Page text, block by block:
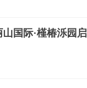
国际·槿椿泺园启